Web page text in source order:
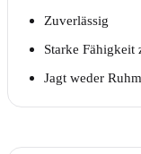
Zuverlässig
Starke Fähigkeit
Jagt weder